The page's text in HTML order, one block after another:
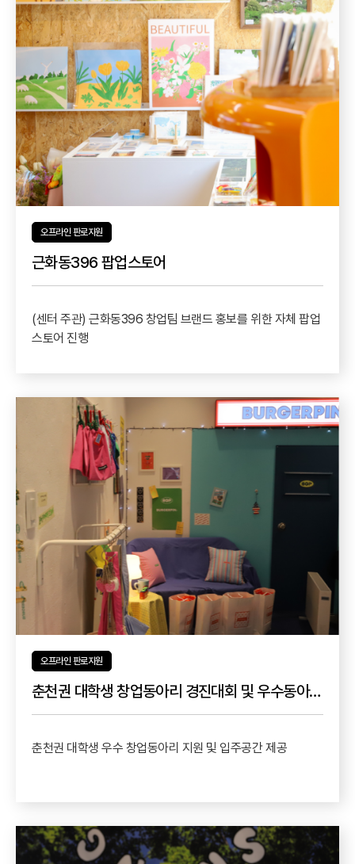
오프라인 판로지원
근화동396 팝업스토어
(센터 주관) 근화동396 창업팀 브랜드 홍보를 위한 자체 팝업
스토어 진행
오프라인 판로지원
춘천권 대학생 창업동아리 경진대회 및 우수동아리 지원
춘천권 대학생 우수 창업동아리 지원 및 입주공간 제공